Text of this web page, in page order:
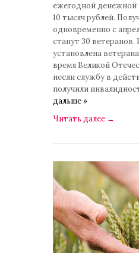
ежегодной денежной
10 тысяч рублей.
одновременно с
станут 30
установлена
время Великой
несли службу в
получили
дальше »
Читать далее →